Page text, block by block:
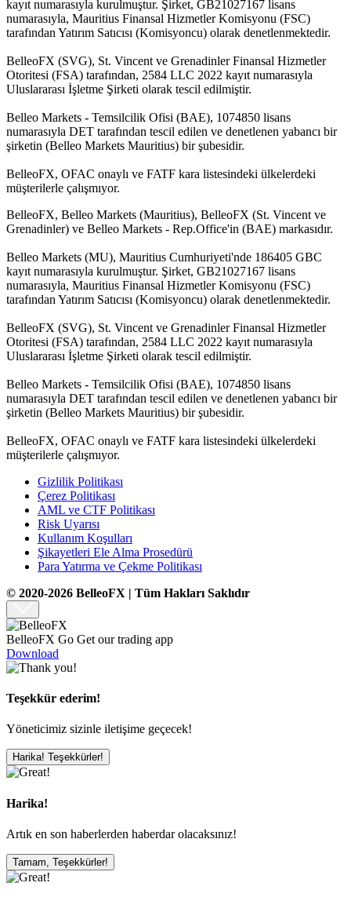
kayıt numarasıyla kurulmuştur. Şirket, GB21027167 lisans
numarasıyla, Mauritius Finansal Hizmetler Komisyonu (FSC)
tarafından Yatırım Satıcısı (Komisyoncu) olarak denetlenmektedir.
BelleoFX (SVG), St. Vincent ve Grenadinler Finansal Hizmetler
Otoritesi (FSA) tarafından, 2584 LLC 2022 kayıt numarasıyla
Uluslararası İşletme Şirketi olarak tescil edilmiştir.
Belleo Markets - Temsilcilik Ofisi (BAE), 1074850 lisans
numarasıyla DET tarafından tescil edilen ve denetlenen yabancı bir
şirketin (Belleo Markets Mauritius) bir şubesidir.
BelleoFX, OFAC onaylı ve FATF kara listesindeki ülkelerdeki
müşterilerle çalışmıyor.
BelleoFX, Belleo Markets (Mauritius), BelleoFX (St. Vincent ve
Grenadinler) ve Belleo Markets - Rep.Office'in (BAE) markasıdır.
Belleo Markets (MU), Mauritius Cumhuriyeti'nde 186405 GBC
kayıt numarasıyla kurulmuştur. Şirket, GB21027167 lisans
numarasıyla, Mauritius Finansal Hizmetler Komisyonu (FSC)
tarafından Yatırım Satıcısı (Komisyoncu) olarak denetlenmektedir.
BelleoFX (SVG), St. Vincent ve Grenadinler Finansal Hizmetler
Otoritesi (FSA) tarafından, 2584 LLC 2022 kayıt numarasıyla
Uluslararası İşletme Şirketi olarak tescil edilmiştir.
Belleo Markets - Temsilcilik Ofisi (BAE), 1074850 lisans
numarasıyla DET tarafından tescil edilen ve denetlenen yabancı bir
şirketin (Belleo Markets Mauritius) bir şubesidir.
BelleoFX, OFAC onaylı ve FATF kara listesindeki ülkelerdeki
müşterilerle çalışmıyor.
Gizlilik Politikası
Çerez Politikası
AML ve CTF Politikası
Risk Uyarısı
Kullanım Koşulları
Şikayetleri Ele Alma Prosedürü
Para Yatırma ve Çekme Politikası
© 2020-2026 BelleoFX | Tüm Hakları Saklıdır
BelleoFX Go Get our trading app
Download
Teşekkür ederim!
Yöneticimiz sizinle iletişime geçecek!
Harika! Teşekkürler!
Harika!
Artık en son haberlerden haberdar olacaksınız!
Tamam, Teşekkürler!